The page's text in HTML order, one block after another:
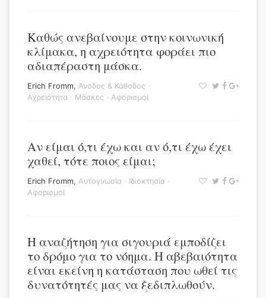
Καθώς ανεβαίνουμε στην κοινωνική
κλίμακα, η αχρειότητα φοράει πιο
αδιαπέραστη μάσκα.
Erich Fromm, Άνοδος & Κάθοδος ·
Αχρειότητα · Μάσκες · Αφορισμοί
Αν είμαι ό,τι έχω και αν ό,τι έχω έχει
χαθεί, τότε ποιος είμαι;
Erich Fromm, Αυτογνωσία · Ιδιοκτησία ·
Αφορισμοί
Η αναζήτηση για σιγουριά εμποδίζει
το δρόμο για το νόημα. Η αβεβαιότητα
είναι εκείνη η κατάσταση που ωθεί τις
δυνατότητές μας να ξεδιπλωθούν.